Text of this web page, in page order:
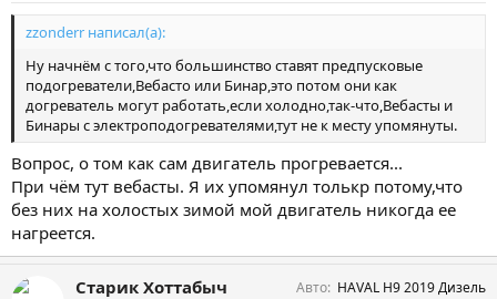
zzonderr написал(а):
Ну начнём с того,что большинство ставят предпусковые
подогреватели,Вебасто или Бинар,это потом они как
догреватель могут работать,если холодно,так-что,Вебасты и
Бинары с электроподогревателями,тут не к месту упомянуты.
Вопрос, о том как сам двигатель прогревается...
При чём тут вебасты. Я их упомянул толькр потому,что
без них на холостых зимой мой двигатель никогда ее
нагреется.
Старик Хоттабыч Авто HAVAL H9 2019 Дизель